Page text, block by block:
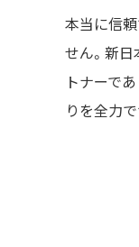
本当に信
せん。新
トナーで
りを全力